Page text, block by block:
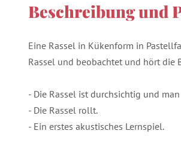
Beschreibung und
Eine Rassel in Kükenform in
Rassel und beobachtet und hört die
- Die Rassel ist durchsichtig und
- Die Rassel rollt.
- Ein erstes akustisches Lernspiel.